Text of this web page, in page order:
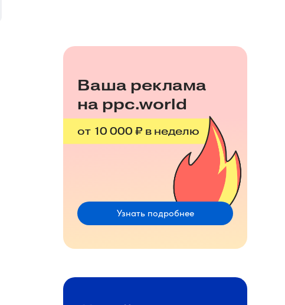
Ваша реклама
на ppc.world
от 10 000 ₽ в неделю
Узнать подробнее